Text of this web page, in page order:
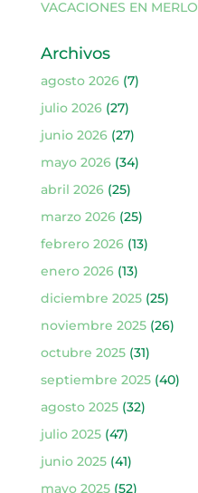
VACACIONES EN MERLO
Archivos
agosto 2026(7)
julio 2026(27)
junio 2026(27)
mayo 2026(34)
abril 2026(25)
marzo 2026(25)
febrero 2026(13)
enero 2026(13)
diciembre 2025(25)
noviembre 2025(26)
octubre 2025(31)
septiembre 2025(40)
agosto 2025(32)
julio 2025(47)
junio 2025(41)
mayo 2025(52)